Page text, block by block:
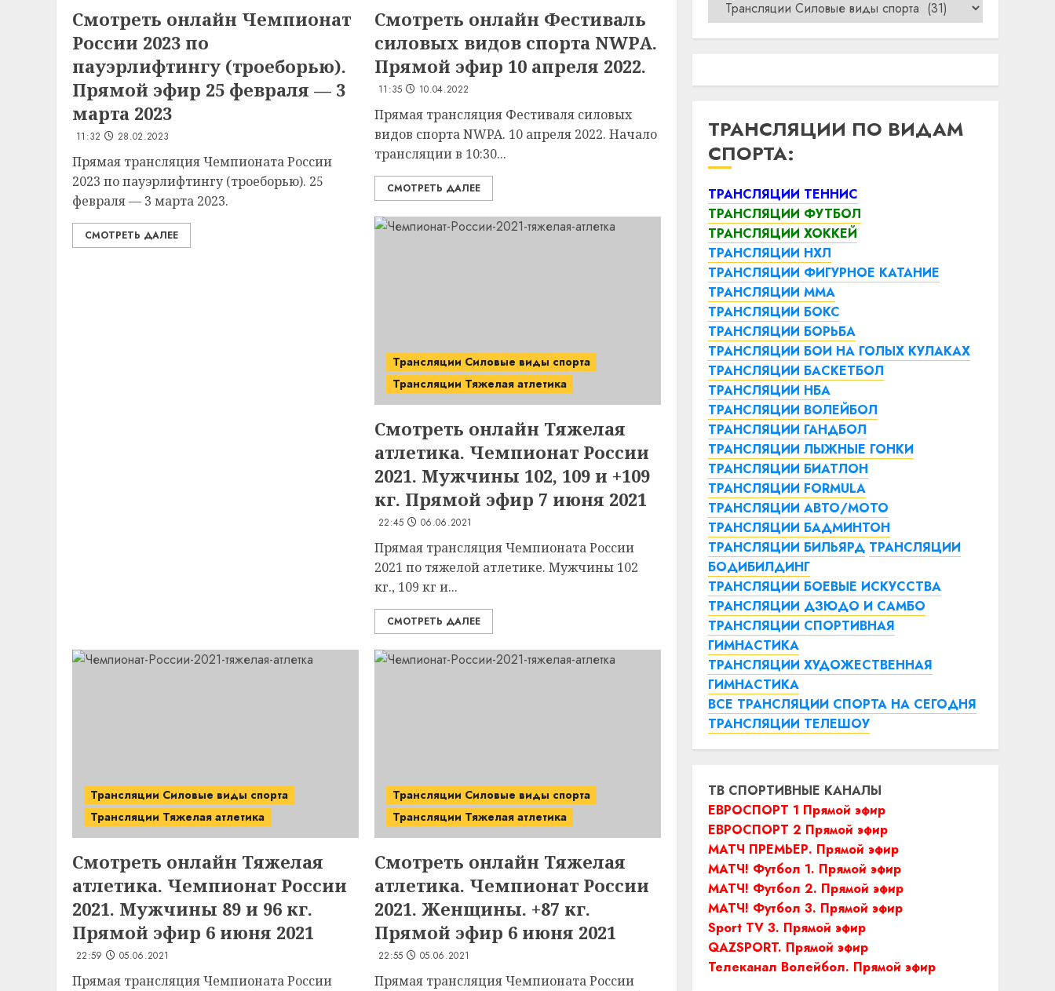
Смотреть онлайн Чемпионат
России 2023 по
пауэрлифтингу (троеборью).
Прямой эфир 25 февраля — 3
марта 2023
11:32 28.02.2023
Прямая трансляция Чемпионата России
2023 по пауэрлифтингу (троеборью). 25
февраля — 3 марта 2023.
СМОТРЕТЬ ДАЛЕЕ
Смотреть онлайн Фестиваль
силовых видов спорта NWPA.
Прямой эфир 10 апреля 2022.
11:35 10.04.2022
Прямая трансляция Фестиваля силовых
видов спорта NWPA. 10 апреля 2022. Начало
трансляции в 10:30...
СМОТРЕТЬ ДАЛЕЕ
Трансляции Силовые виды спорта
Трансляции Тяжелая атлетика
Смотреть онлайн Тяжелая
атлетика. Чемпионат России
2021. Мужчины 102, 109 и +109
кг. Прямой эфир 7 июня 2021
22:45 06.06.2021
Прямая трансляция Чемпионата России
2021 по тяжелой атлетике. Мужчины 102
кг., 109 кг и...
СМОТРЕТЬ ДАЛЕЕ
Трансляции Силовые виды спорта
Трансляции Тяжелая атлетика
Смотреть онлайн Тяжелая
атлетика. Чемпионат России
2021. Мужчины 89 и 96 кг.
Прямой эфир 6 июня 2021
22:59 05.06.2021
Прямая трансляция Чемпионата России
Трансляции Силовые виды спорта
Трансляции Тяжелая атлетика
Смотреть онлайн Тяжелая
атлетика. Чемпионат России
2021. Женщины. +87 кг.
Прямой эфир 6 июня 2021
22:55 05.06.2021
Прямая трансляция Чемпионата России
ТРАНСЛЯЦИИ ПО ВИДАМ
СПОРТА:
ТРАНСЛЯЦИИ ТЕННИС
ТРАНСЛЯЦИИ ФУТБОЛ
ТРАНСЛЯЦИИ ХОККЕЙ
ТРАНСЛЯЦИИ НХЛ
ТРАНСЛЯЦИИ ФИГУРНОЕ КАТАНИЕ
ТРАНСЛЯЦИИ ММА
ТРАНСЛЯЦИИ БОКС
ТРАНСЛЯЦИИ БОРЬБА
ТРАНСЛЯЦИИ БОИ НА ГОЛЫХ КУЛАКАХ
ТРАНСЛЯЦИИ БАСКЕТБОЛ
ТРАНСЛЯЦИИ НБА
ТРАНСЛЯЦИИ ВОЛЕЙБОЛ
ТРАНСЛЯЦИИ ГАНДБОЛ
ТРАНСЛЯЦИИ ЛЫЖНЫЕ ГОНКИ
ТРАНСЛЯЦИИ БИАТЛОН
ТРАНСЛЯЦИИ FORMULA
ТРАНСЛЯЦИИ АВТО/МОТО
ТРАНСЛЯЦИИ БАДМИНТОН
ТРАНСЛЯЦИИ БИЛЬЯРД ТРАНСЛЯЦИИ
БОДИБИЛДИНГ
ТРАНСЛЯЦИИ БОЕВЫЕ ИСКУССТВА
ТРАНСЛЯЦИИ ДЗЮДО И САМБО
ТРАНСЛЯЦИИ СПОРТИВНАЯ
ГИМНАСТИКА
ТРАНСЛЯЦИИ ХУДОЖЕСТВЕННАЯ
ГИМНАСТИКА
ВСЕ ТРАНСЛЯЦИИ СПОРТА НА СЕГОДНЯ
ТРАНСЛЯЦИИ ТЕЛЕШОУ
ТВ СПОРТИВНЫЕ КАНАЛЫ
ЕВРОСПОРТ 1 Прямой эфир
ЕВРОСПОРТ 2 Прямой эфир
МАТЧ ПРЕМЬЕР. Прямой эфир
МАТЧ! Футбол 1. Прямой эфир
МАТЧ! Футбол 2. Прямой эфир
МАТЧ! Футбол 3. Прямой эфир
Sport TV 3. Прямой эфир
QAZSPORT. Прямой эфир
Телеканал Волейбол. Прямой эфир